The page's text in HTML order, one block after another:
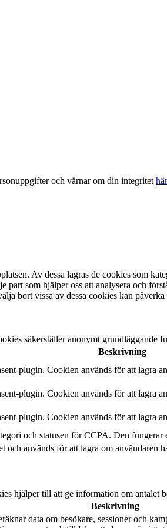
och värnar om din integritet här
Av dessa lagras de cookies som
som hjälper oss att analysera och
bort vissa av dessa cookies kan
säkerställer anonymt grundläggande
Beskrivning
plugin. Cookien används för att lagra
plugin. Cookien används för att lagra
plugin. Cookien används för att lagra
och statusen för CCPA. Den
används för att lagra om användaren
hjälper till att ge information om antalet
Beskrivning
data om besökare, sessioner och